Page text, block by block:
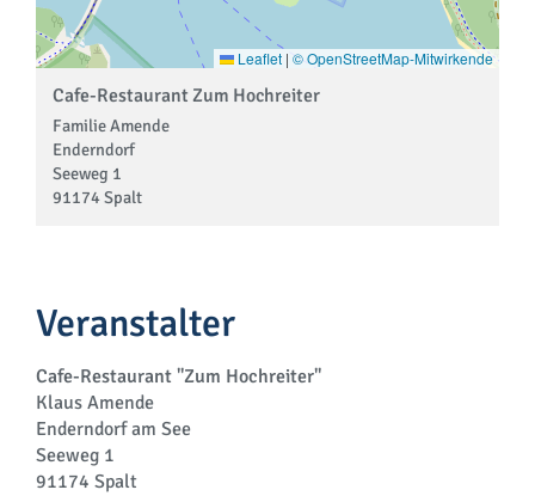
Leaflet | © OpenStreetMap-Mitwirkende
Cafe-Restaurant Zum Hochreiter
Familie Amende
Enderndorf
Seeweg 1
91174 Spalt
Veranstalter
Cafe-Restaurant "Zum Hochreiter"
Klaus Amende
Enderndorf am See
Seeweg 1
91174 Spalt